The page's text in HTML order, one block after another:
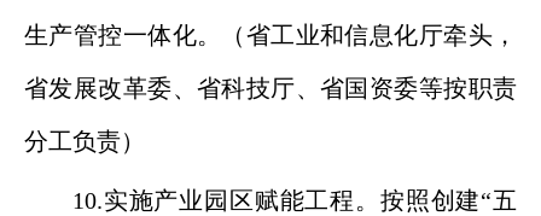
生产管控一体化。（省工业和信息化厅牵头，
省发展改革委、省科技厅、省国资委等按职责
分工负责）
10.实施产业园区赋能工程。按照创建“五